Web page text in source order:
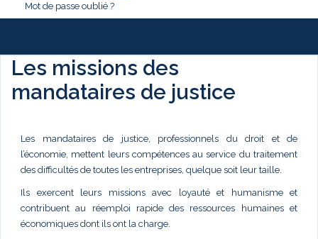
Mot de passe oublié ?
Les missions des
mandataires de justice
Les mandataires de justice, professionnels du droit et de
l’économie, mettent leurs compétences au service du traitement
des difficultés de toutes les entreprises, quelque soit leur taille.
Ils exercent leurs missions avec loyauté et humanisme et
contribuent au réemploi rapide des ressources humaines et
économiques dont ils ont la charge.